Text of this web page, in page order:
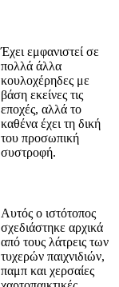
Έχει εμφανιστεί σε
πολλά άλλα
κουλοχέρηδες με
βάση εκείνες τις
εποχές, αλλά το
καθένα έχει τη δική
του προσωπική
συστροφή.
Αυτός ο ιστότοπος
σχεδιάστηκε αρχικά
από τους λάτρεις των
τυχερών παιχνιδιών,
παμπ και χερσαίες